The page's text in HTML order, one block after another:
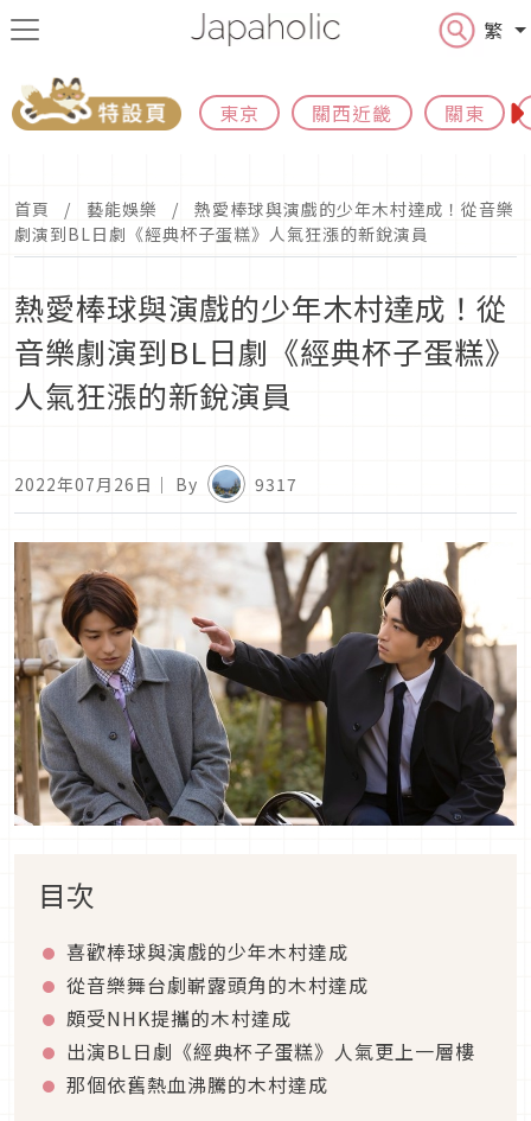
繁
東京 關西近畿 關東
首頁 藝能娛樂
熱愛棒球與演戲的少年木村達成！從音樂
劇演到BL日劇《經典杯子蛋糕》人氣狂漲的新銳演員
熱愛棒球與演戲的少年木村達成！從
音樂劇演到BL日劇《經典杯子蛋糕》
人氣狂漲的新銳演員
2022年07月26日 ｜ By 9317
目次
喜歡棒球與演戲的少年木村達成
從音樂舞台劇嶄露頭角的木村達成
頗受NHK提攜的木村達成
出演BL日劇《經典杯子蛋糕》人氣更上一層樓
那個依舊熱血沸騰的木村達成